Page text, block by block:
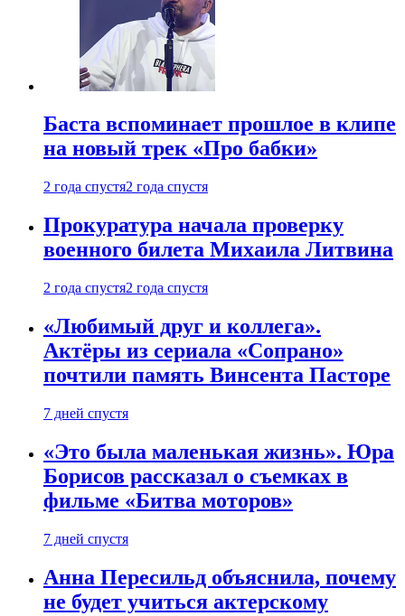
Баста вспоминает прошлое в клипе
на новый трек «Про бабки»
2 года спустя2 года спустя
Прокуратура начала проверку
военного билета Михаила Литвина
2 года спустя2 года спустя
«Любимый друг и коллега».
Актёры из сериала «Сопрано»
почтили память Винсента Пасторе
7 дней спустя
«Это была маленькая жизнь». Юра
Борисов рассказал о съемках в
фильме «Битва моторов»
7 дней спустя
Анна Пересильд объяснила, почему
не будет учиться актерскому